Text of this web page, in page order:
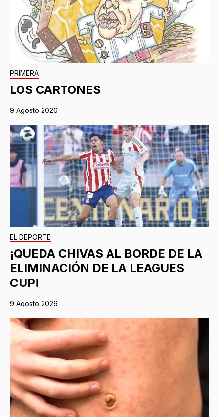
PRIMERA
LOS CARTONES
9 Agosto 2026
EL DEPORTE
¡QUEDA CHIVAS AL BORDE DE LA
ELIMINACIÓN DE LA LEAGUES
CUP!
9 Agosto 2026